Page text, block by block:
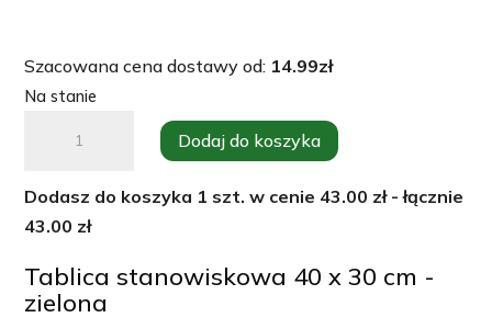
Szacowana cena dostawy od: 14.99zł
Na stanie
30
cm,
Dodaj do koszyka
Dodasz do koszyka 1 szt. w cenie 43.00 zł - łącznie
43.00 zł
Tablica stanowiskowa 40 x 30 cm -
zielona